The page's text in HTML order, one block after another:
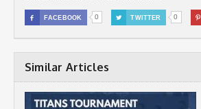
 FACEBOOK 0  TWITTER 0 
Similar Articles